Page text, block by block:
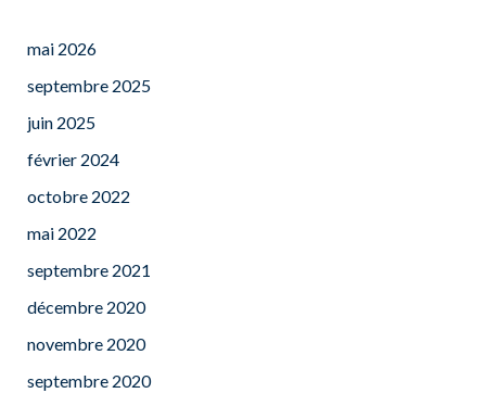
mai 2026
septembre 2025
juin 2025
février 2024
octobre 2022
mai 2022
septembre 2021
décembre 2020
novembre 2020
septembre 2020